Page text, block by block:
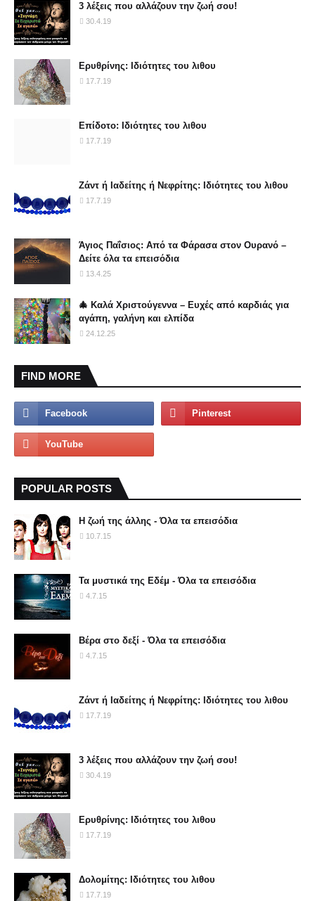
3 λέξεις που αλλάζουν την ζωή σου!
30.4.19
Ερυθρίνης: Ιδιότητες του λιθου
17.7.19
Επίδοτο: Ιδιότητες του λιθου
17.7.19
Ζάντ ή Ιαδείτης ή Νεφρίτης: Ιδιότητες του λιθου
17.7.19
Άγιος Παΐσιος: Από τα Φάρασα στον Ουρανό –
Δείτε όλα τα επεισόδια
13.4.25
🎄 Καλά Χριστούγεννα – Ευχές από καρδιάς για
αγάπη, γαλήνη και ελπίδα
24.12.25
FIND MORE
POPULAR POSTS
Η ζωή της άλλης - Όλα τα επεισόδια
10.7.15
Τα μυστικά της Εδέμ - Όλα τα επεισόδια
4.7.15
Βέρα στο δεξί - Όλα τα επεισόδια
4.7.15
Ζάντ ή Ιαδείτης ή Νεφρίτης: Ιδιότητες του λιθου
17.7.19
3 λέξεις που αλλάζουν την ζωή σου!
30.4.19
Ερυθρίνης: Ιδιότητες του λιθου
17.7.19
Δολομίτης: Ιδιότητες του λιθου
17.7.19